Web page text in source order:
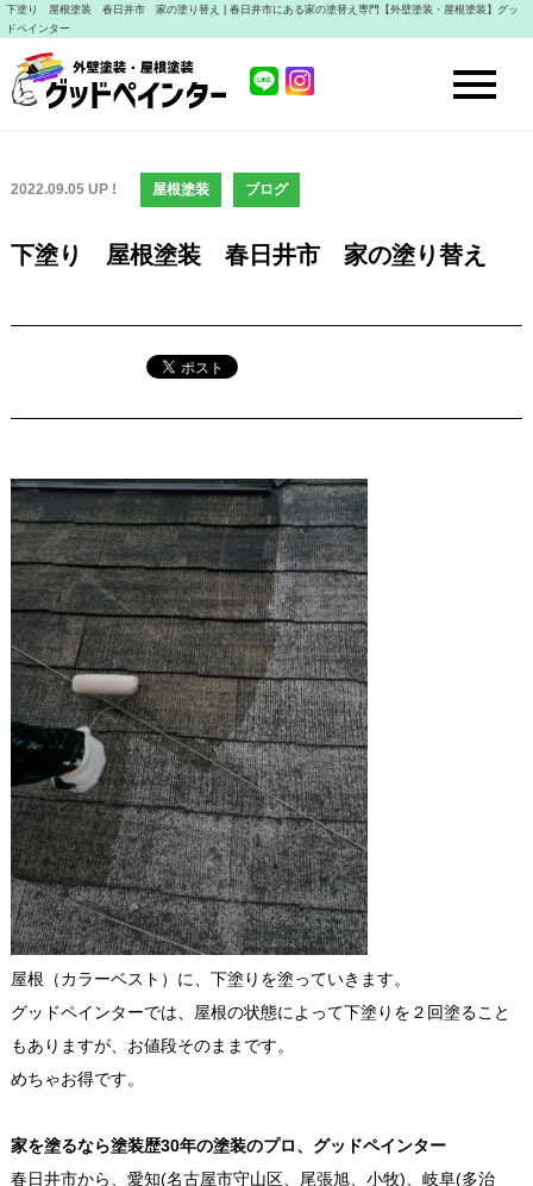
下塗り 屋根塗装 春日井市 家の塗り替え | 春日井市にある家の塗替え専門【外壁塗装・屋根塗装】グッ
ドペインター
2022.09.05 UP ! 屋根塗装 ブログ
下塗り 屋根塗装 春日井市 家の塗り替え
屋根（カラーベスト）に、下塗りを塗っていきます。
グッドペインターでは、屋根の状態によって下塗りを２回塗ること
もありますが、お値段そのままです。
めちゃお得です。
家を塗るなら塗装歴30年の塗装のプロ、グッドペインター
春日井市から、愛知(名古屋市守山区、尾張旭、小牧)、岐阜(多治